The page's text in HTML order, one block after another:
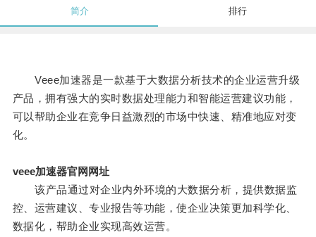
简介 排行
Veee加速器是一款基于大数据分析技术的企业运营升级
产品，拥有强大的实时数据处理能力和智能运营建议功能，
可以帮助企业在竞争日益激烈的市场中快速、精准地应对变
化。
veee加速器官网网址
该产品通过对企业内外环境的大数据分析，提供数据监
控、运营建议、专业报告等功能，使企业决策更加科学化、
数据化，帮助企业实现高效运营。